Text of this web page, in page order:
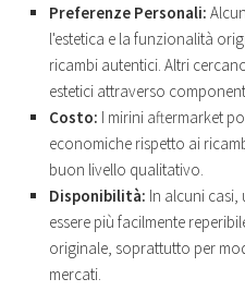
Preferenze Personali:
l'estetica e la funzionalità
ricambi autentici. Altri
estetici attraverso
Costo: I mirini aftermarket
economiche rispetto ai
buon livello qualitativo.
Disponibilità: In alcuni
essere più facilmente
originale, soprattutto per
mercati.